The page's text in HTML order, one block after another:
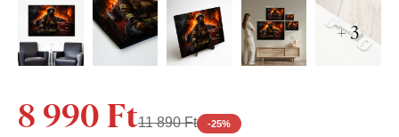
+ 3
8 990 Ft11 890 Ft -25%